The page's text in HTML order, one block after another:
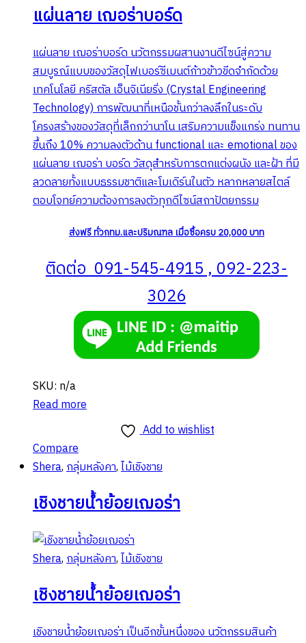
chosen
on
the
product
page
แผ่นลาย เฌอร่าบอร์ด
แผ่นลาย เฌอร่าบอร์ด นวัตกรรมผสานงานดีไซน์สู่ความ
สมบูรณ์แบบของวัสดุไฟเบอร์ซีเมนต์ก้าวข้าวขีดจำกัดด้วย
เทคโนโลยี คริสตัล เอ็นจิเนียริ่ง (Crystal Engineering
Technology) การพัฒนาที่เหนือชั้นกว่าลงลึกในระดับ
โครงสร้างของวัสดุที่เล็กกว่านาโน เสริมความแข็งแกร่ง ทนทาน
ขึ้นถึง 10% ความลงตัวด้าน functional และ emotional ของ
แผ่นลาย เฌอร่า บอร์ด วัสดุสำหรับการตกแต่งผนัง และฝ้า ที่มี
ลวดลายทั้งแบบธรรมชาติและโมเดิร์นในตัว หลากหลายสไตล์
ตอบโจทย์ความต้องการลงตัวทุกดีไซน์สถาปัตยกรรม
ส่งฟรี ทั่วกทม.และปริมณฑล เมื่อซื้อครบ 20,000 บาท
ติดต่อ 091-545-4915 , 092-223-
3026
SKU: n/a
Read more
Add to wishlist
Compare
Shera,กลุ่มหลังคา,ไม้เชิงชาย
เชิงชายน้ำย้อยเฌอร่า
Shera,กลุ่มหลังคา,ไม้เชิงชาย
เชิงชายน้ำย้อยเฌอร่า
เชิงชายน้ำย้อยเฌอร่า เป็นอีกขั้นหนึ่งของ นวัตกรรมสินค้า